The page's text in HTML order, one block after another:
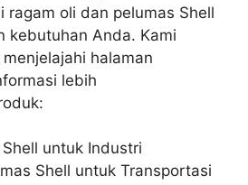
ragam oli dan pelumas Shell
kebutuhan Anda. Kami
halaman
lebih
untuk Industri
Shell untuk Transportasi